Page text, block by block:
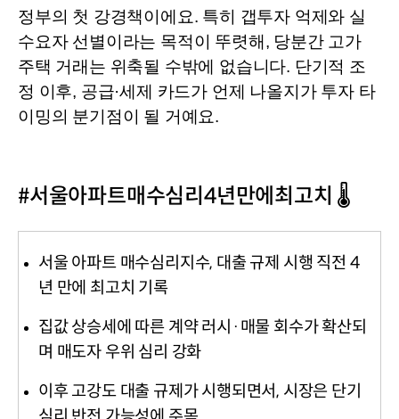
정부의 첫 강경책이에요. 특히 갭투자 억제와 실
수요자 선별이라는 목적이 뚜렷해, 당분간 고가
주택 거래는 위축될 수밖에 없습니다. 단기적 조
정 이후, 공급·세제 카드가 언제 나올지가 투자 타
이밍의 분기점이 될 거예요.
#서울아파트매수심리4년만에최고치 🌡️
서울 아파트 매수심리지수, 대출 규제 시행 직전 4
년 만에 최고치 기록
집값 상승세에 따른 계약 러시·매물 회수가 확산되
며 매도자 우위 심리 강화
이후 고강도 대출 규제가 시행되면서, 시장은 단기